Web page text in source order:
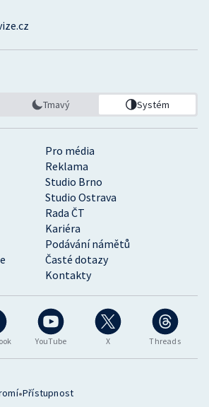
YouTube X Threads
Pro média
Reklama
Studio Brno
Studio Ostrava
Rada ČT
Kariéra
Podávání námětů
Časté dotazy
Kontakty
Tmavý Systém
•Přístupnost